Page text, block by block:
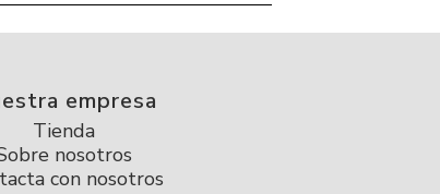
empresa
Tienda
nosotros
con nosotros